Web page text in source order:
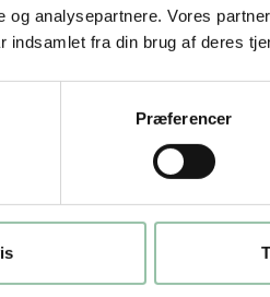
og analysepartnere. Vores
indsamlet fra din brug af deres
Præferencer
for dig